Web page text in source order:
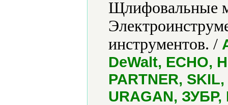
Щлифовальные
инструментов. /
DeWalt, ECHO,
PARTNER,
URAGAN,